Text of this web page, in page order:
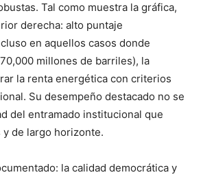
Tal como muestra la gráfica,
derecha: alto puntaje
en aquellos casos donde
millones de barriles), la
la renta energética con criterios
Su desempeño destacado no se
del entramado institucional que
de largo horizonte.
la calidad democrática y